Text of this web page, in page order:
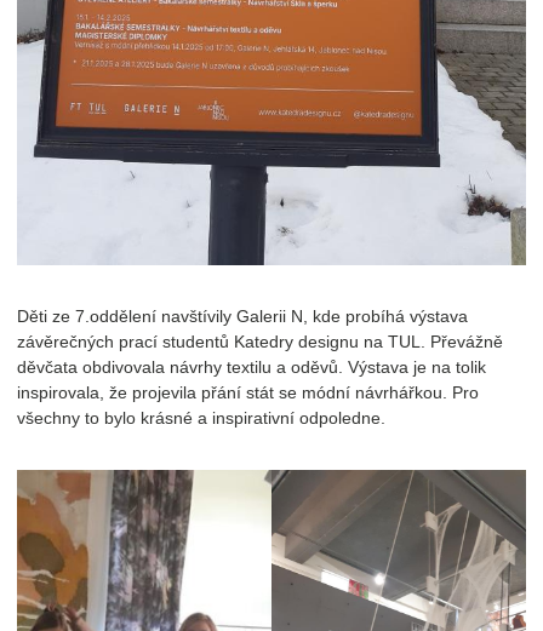
Děti ze 7.oddělení navštívily Galerii N, kde probíhá výstava
závěrečných prací studentů Katedry designu na TUL. Převážně
děvčata obdivovala návrhy textilu a oděvů. Výstava je na tolik
inspirovala, že projevila přání stát se módní návrhářkou. Pro
všechny to bylo krásné a inspirativní odpoledne.